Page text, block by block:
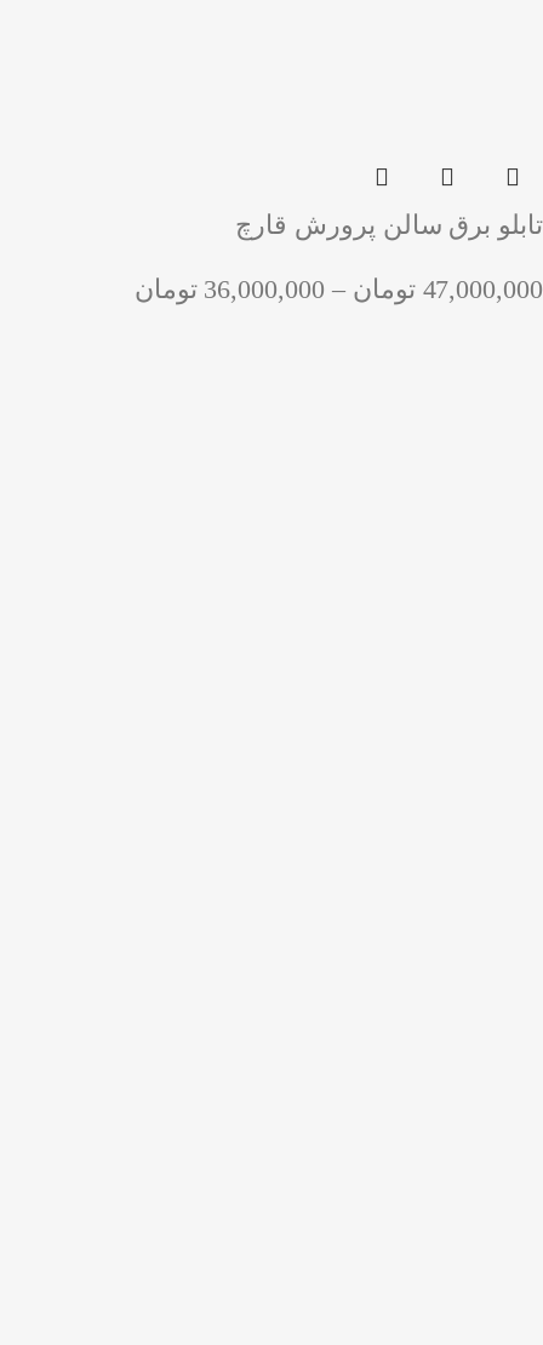
تابلو برق سالن پرورش قارچ
47,000,000 تومان –
36,000,000 تومان